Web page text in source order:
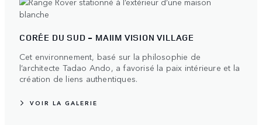
CORÉE DU SUD - MAIIM VISION VILLAGE
Cet environnement, basé sur la philosophie de
l’architecte Tadao Ando, a favorisé la paix intérieure et la
création de liens authentiques.
VOIR LA GALERIE